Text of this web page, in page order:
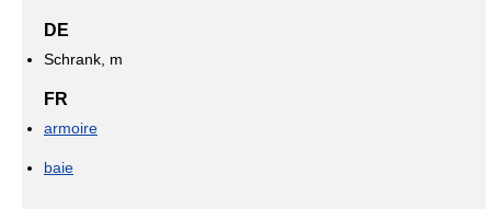
DE
Schrank, m
FR
armoire
baie